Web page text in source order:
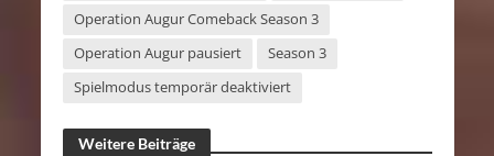
Operation Augur Comeback Season 3
Operation Augur pausiert
Season 3
Spielmodus temporär deaktiviert
Weitere Beiträge